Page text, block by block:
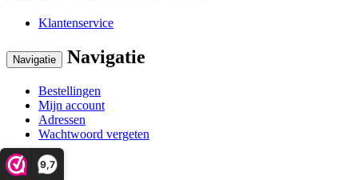
9,7
Klantenservice
Navigatie Navigatie
Bestellingen
Mijn account
Adressen
Wachtwoord vergeten